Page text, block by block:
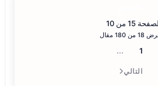
15 من 10
من 180 مقال
1
...
التالي